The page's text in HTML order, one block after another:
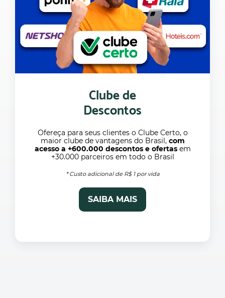
Clube de
Descontos
Ofereça para seus clientes o Clube Certo, o
maior clube de vantagens do Brasil, com
acesso a +600.000 descontos e ofertasem
+30.000 parceiros em todo o Brasil
* Custo adicional de R$ 1 por vida
SAIBA MAIS